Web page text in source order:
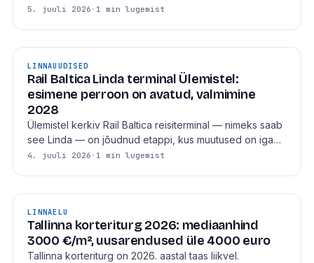
5. juuli 2026 · 1 min lugemist
LINNAUUDISED
Rail Baltica Linda terminal Ülemistel:
esimene perroon on avatud, valmimine
2028
Ülemistel kerkiv Rail Baltica reisiterminal — nimeks saab
see Linda — on jõudnud etappi, kus muutused on iga…
4. juuli 2026 · 1 min lugemist
LINNAELU
Tallinna korteriturg 2026: mediaanhind
3000 €/m², uusarendused üle 4000 euro
Tallinna korteriturg on 2026. aastal taas liikvel.